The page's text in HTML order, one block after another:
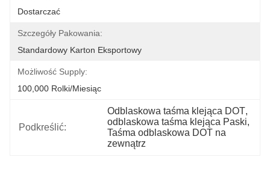
Dostarczać
Szczegóły Pakowania:
Standardowy Karton Eksportowy
Możliwość Supply:
100,000 Rolki/miesiąc
Podkreślić:
Odblaskowa taśma klejąca DOT
odblaskowa taśma klejąca Paski
Taśma odblaskowa DOT na
zewnątrz